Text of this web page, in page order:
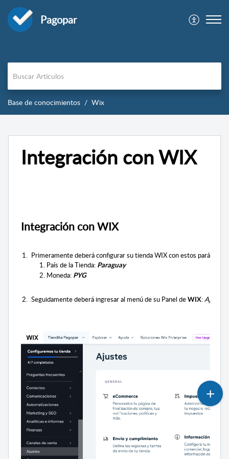
Pagopar
Base de conocimientos Wix
Integración con WIX
Integración con WIX
Primeramente deberá configurar su tienda WIX con estos
País de la Tienda: Paraguay
Moneda: PYG
Seguidamente deberá ingresar al menú de su Panel de WIX: Ajustes